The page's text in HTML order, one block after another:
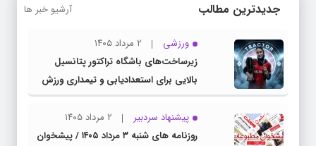
جدیدترین مطالب آرشیو خبر ها
ورزشی
۲ مرداد ۱۴۰۵
زیرساخت‌های باشگاه تراکتور پتانسیل
بالایی برای استعدادیابی و تیمداری ورزش
بانوان دارد
پیشنهاد سردبیر
۲ مرداد ۱۴۰۵
روزنامه های شنبه ۳ مرداد ۱۴۰۵ / پیشخوان